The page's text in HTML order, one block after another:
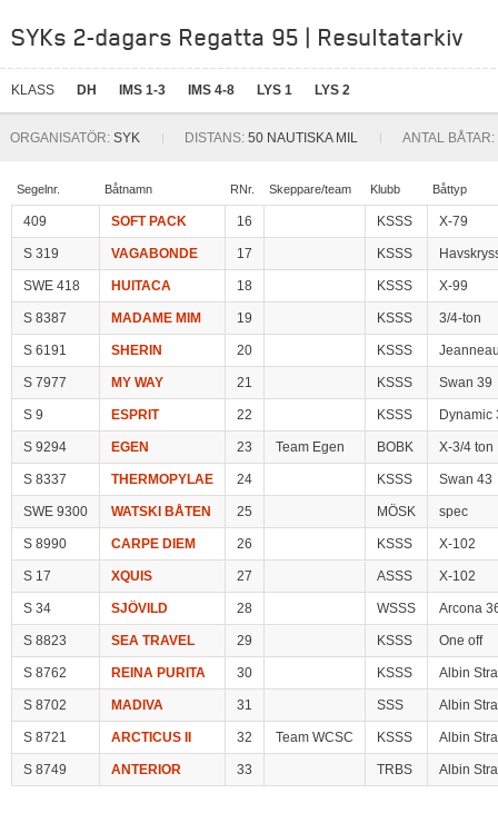
SYKs 2-dagars Regatta 95 | Resultatarkiv
KLASS DH IMS 1-3 IMS 4-8 LYS 1 LYS 2
ORGANISATÖR: SYK DISTANS: 50 NAUTISKA MIL ANTAL BÅTAR:
Segelnr. Båtnamn RNr. Skeppare/team Klubb Båttyp
409 SOFT PACK 16 KSSS X-79
S 319 VAGABONDE 17 KSSS
SWE 418 HUITACA 18 KSSS X-99
S 8387 MADAME MIM 19 KSSS 3/4-ton
S 6191 SHERIN 20 KSSS
S 7977 MY WAY 21 KSSS Swan 39
S 9 ESPRIT 22 KSSS Dynamic
S 9294 EGEN 23 Team Egen BOBK X-3/4 ton
S 8337 THERMOPYLAE 24 KSSS Swan 43
SWE 9300 WATSKI BÅTEN 25 MÖSK spec
S 8990 CARPE DIEM 26 KSSS X-102
S 17 XQUIS 27 ASSS X-102
S 34 SJÖVILD 28 WSSS Arcona
S 8823 SEA TRAVEL 29 KSSS One off
S 8762 REINA PURITA 30 KSSS Albin
S 8702 MADIVA 31 SSS Albin
S 8721 ARCTICUS II 32 Team WCSC KSSS Albin
S 8749 ANTERIOR 33 TRBS Albin